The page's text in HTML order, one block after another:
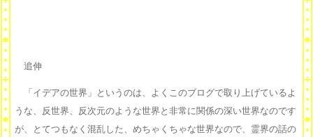
追伸
「イデアの世界」というのは、よくこのブログで取り上げているよ
うな、反世界、反次元のような世界と非常に関係の深い世界なのです
が、とてつもなく混乱した、めちゃくちゃな世界なので、霊界の話の